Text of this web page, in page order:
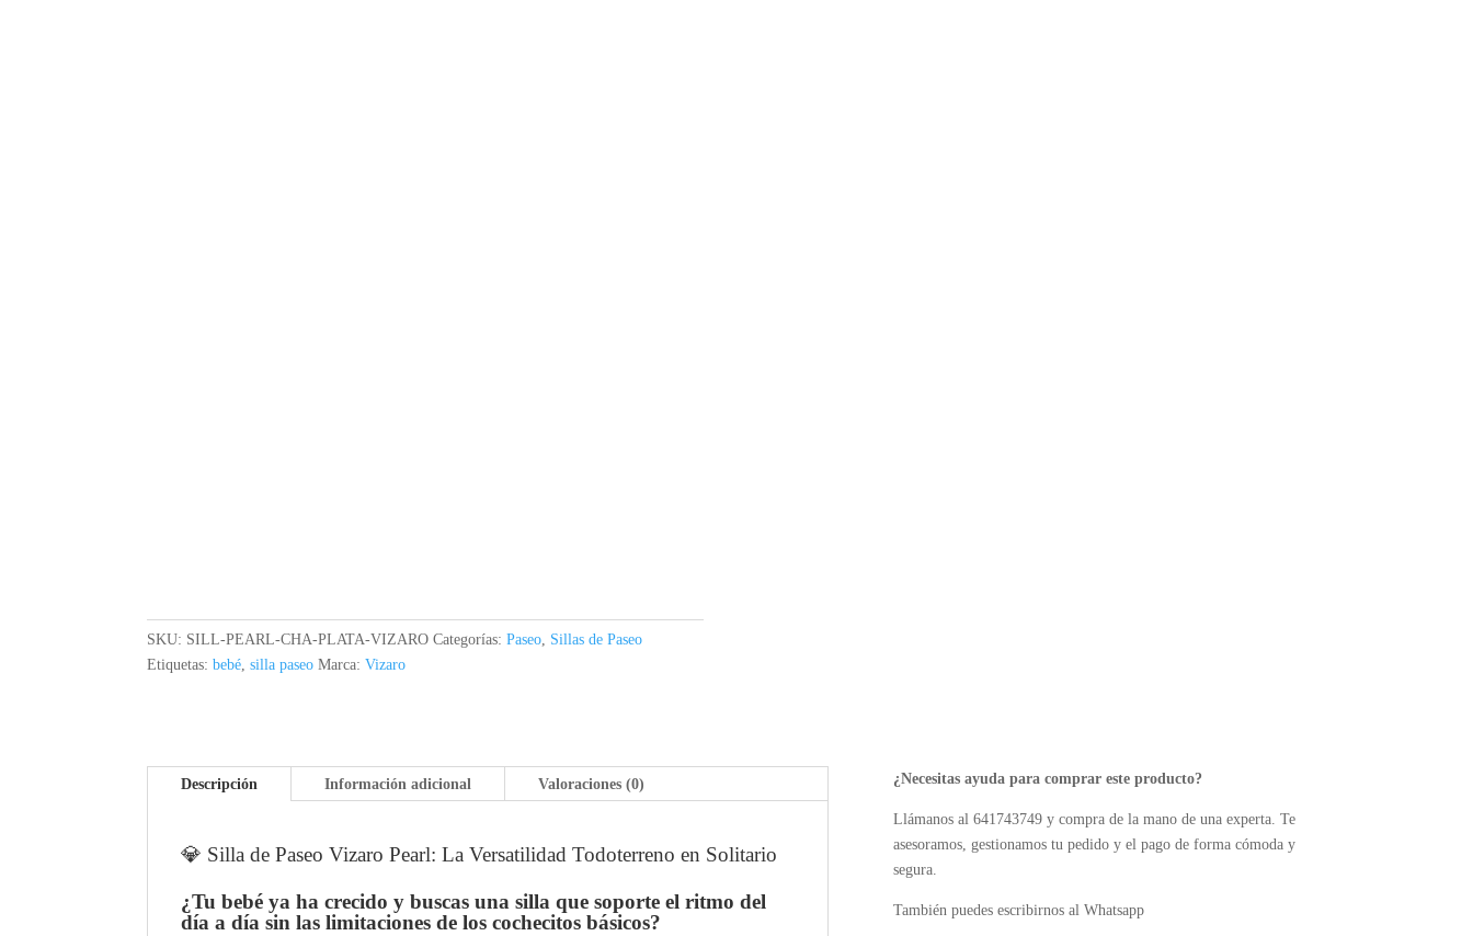
SKU: SILL-PEARL-CHA-PLATA-VIZARO Categorías:Paseo, Sillas de Paseo
Etiquetas:bebé,silla paseo Marca:Vizaro
Descripción Información adicional Valoraciones (0)
💎 Silla de Paseo Vizaro Pearl: La Versatilidad Todoterreno en Solitario
¿Tu bebé ya ha crecido y buscas una silla que soporte el ritmo del
día a día sin las limitaciones de los cochecitos básicos?
¿Necesitas ayuda para comprar este producto?
Llámanos al 641743749 y compra de la mano de una experta. Te
asesoramos, gestionamos tu pedido y el pago de forma cómoda y
segura.
También puedes escribirnos al Whatsapp